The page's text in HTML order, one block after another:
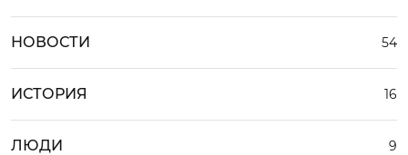
НОВОСТИ 54
ИСТОРИЯ 16
ЛЮДИ 9